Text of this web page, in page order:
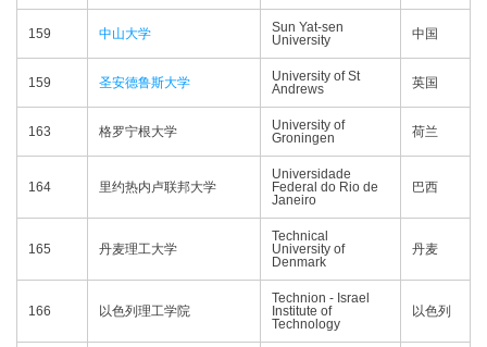
159 中山大学
Sun Yat-sen
University
中国
159 圣安德鲁斯大学
University of St
Andrews
英国
163 格罗宁根大学
University of
Groningen
荷兰
164 里约热内卢联邦大学
Universidade
Federal do Rio de
Janeiro
巴西
165 丹麦理工大学
Technical
University of
Denmark
丹麦
166 以色列理工学院
Technion - Israel
Institute of
Technology
以色列